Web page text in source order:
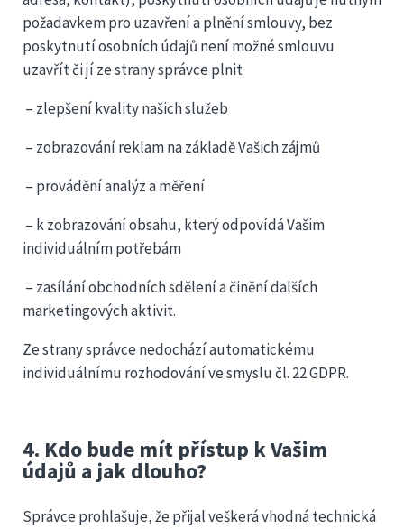
požadavkem pro uzavření a plnění smlouvy, bez
poskytnutí osobních údajů není možné smlouvu
uzavřít či jí ze strany správce plnit
– zlepšení kvality našich služeb
– zobrazování reklam na základě Vašich zájmů
– provádění analýz a měření
– k zobrazování obsahu, který odpovídá Vašim
individuálním potřebám
– zasílání obchodních sdělení a činění dalších
marketingových aktivit.
Ze strany správce nedochází automatickému
individuálnímu rozhodování ve smyslu čl. 22 GDPR.
4. Kdo bude mít přístup k Vašim
údajů a jak dlouho?
Správce prohlašuje, že přijal veškerá vhodná technická